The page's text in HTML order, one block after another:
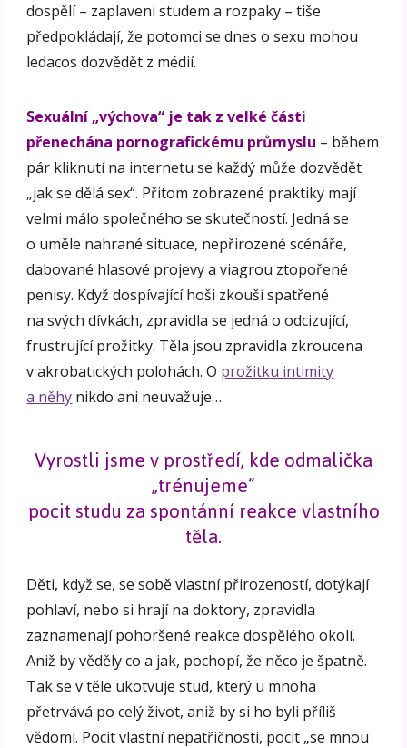
dospělí – zaplaveni studem a rozpaky – tiše
předpokládají, že potomci se dnes o sexu mohou
ledacos dozvědět z médií.
Sexuální „výchova“ je tak z velké části
přenechána pornografickému průmyslu – během
pár kliknutí na internetu se každý může dozvědět
„jak se dělá sex“. Přitom zobrazené praktiky mají
velmi málo společného se skutečností. Jedná se
o uměle nahrané situace, nepřirozené scénáře,
dabované hlasové projevy a viagrou ztopořené
penisy. Když dospívající hoši zkouší spatřené
na svých dívkách, zpravidla se jedná o odcizující,
frustrující prožitky. Těla jsou zpravidla zkroucena
v akrobatických polohách. O prožitku intimity
a něhy nikdo ani neuvažuje…
Vyrostli jsme v prostředí, kde odmalička
„trénujeme“
pocit studu za spontánní reakce vlastního
těla.
Děti, když se, se sobě vlastní přirozeností, dotýkají
pohlaví, nebo si hrají na doktory, zpravidla
zaznamenají pohoršené reakce dospělého okolí.
Aniž by věděly co a jak, pochopí, že něco je špatně.
Tak se v těle ukotvuje stud, který u mnoha
přetrvává po celý život, aniž by si ho byli příliš
vědomi. Pocit vlastní nepatřičnosti, pocit „se mnou